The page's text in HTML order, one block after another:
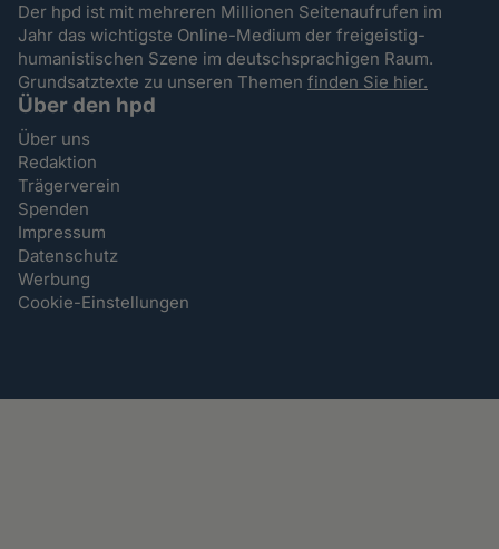
Der hpd ist mit mehreren Millionen Seitenaufrufen im
Jahr das wichtigste Online-Medium der freigeistig-
humanistischen Szene im deutschsprachigen Raum.
Grundsatztexte zu unseren Themenfinden Sie hier.
Über den hpd
Über uns
Redaktion
Trägerverein
Spenden
Impressum
Datenschutz
Werbung
Cookie-Einstellungen